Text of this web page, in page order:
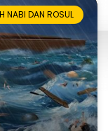
NABI DAN ROSUL